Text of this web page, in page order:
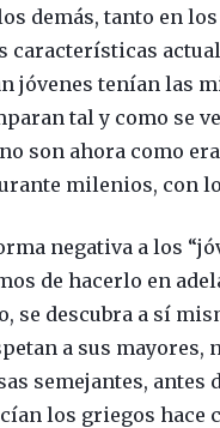
demás, tanto en
características
jóvenes tenían las
tal y como se
son ahora como
milenios, con
negativa a los
de hacerlo en
se descubra a sí
a sus mayores,
semejantes, antes
los griegos